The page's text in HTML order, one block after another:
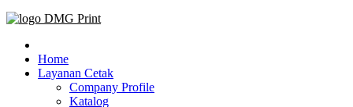
Jasa Cetak Online DMG Printing
Home
Layanan Cetak
Company Profile
Katalog